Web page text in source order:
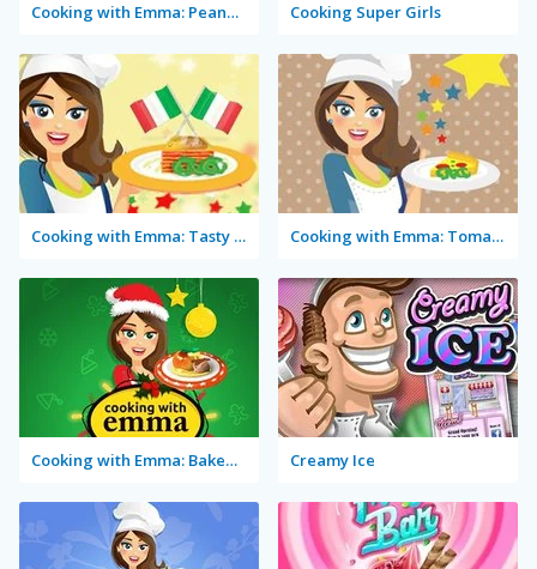
Cooking with Emma: Peanut Butter Cookies Cooking Super Girls
Cooking with Emma: Tasty Vegetable Lasagna Cooking with Emma: Tomato Quiche Vegan
Cooking with Emma: Baked Apples Vegan Creamy Ice